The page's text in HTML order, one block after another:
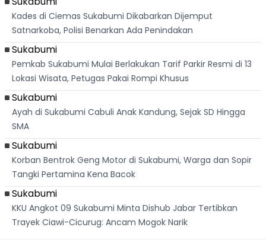
Kades di Ciemas Sukabumi Dikabarkan Dijemput
Satnarkoba, Polisi Benarkan Ada Penindakan
Sukabumi
Pemkab Sukabumi Mulai Berlakukan Tarif Parkir Resmi di 13
Lokasi Wisata, Petugas Pakai Rompi Khusus
Sukabumi
Ayah di Sukabumi Cabuli Anak Kandung, Sejak SD Hingga
SMA
Sukabumi
Korban Bentrok Geng Motor di Sukabumi, Warga dan Sopir
Tangki Pertamina Kena Bacok
Sukabumi
KKU Angkot 09 Sukabumi Minta Dishub Jabar Tertibkan
Trayek Ciawi-Cicurug: Ancam Mogok Narik